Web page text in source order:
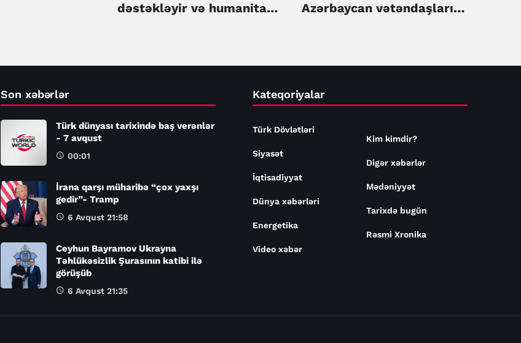
dəstəkləyir və humanitar
Azərbaycan vətəndaşları
Son xəbərlər
Türk dünyası tarixində baş verənlər
- 7 avqust
00:01
İrana qarşı müharibə “çox yaxşı
gedir”- Tramp
6 Avqust 21:58
Ceyhun Bayramov Ukrayna
Təhlükəsizlik Şurasının katibi ilə
görüşüb
6 Avqust 21:35
Kateqoriyalar
Türk Dövlətləri
Siyasət
İqtisadiyyat
Dünya xəbərləri
Energetika
Video xəbər
Kim kimdir?
Digər xəbərlər
Mədəniyyət
Tarixdə bugün
Rəsmi Xronika